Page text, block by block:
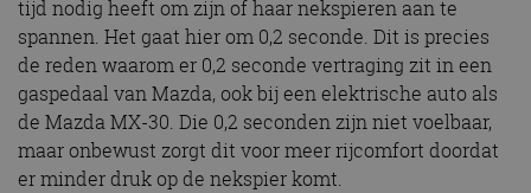
tijd nodig heeft om zijn of haar nekspieren aan te
spannen. Het gaat hier om 0,2 seconde. Dit is precies
de reden waarom er 0,2 seconde vertraging zit in een
gaspedaal van Mazda, ook bij een elektrische auto als
de Mazda MX-30. Die 0,2 seconden zijn niet voelbaar,
maar onbewust zorgt dit voor meer rijcomfort doordat
er minder druk op de nekspier komt.